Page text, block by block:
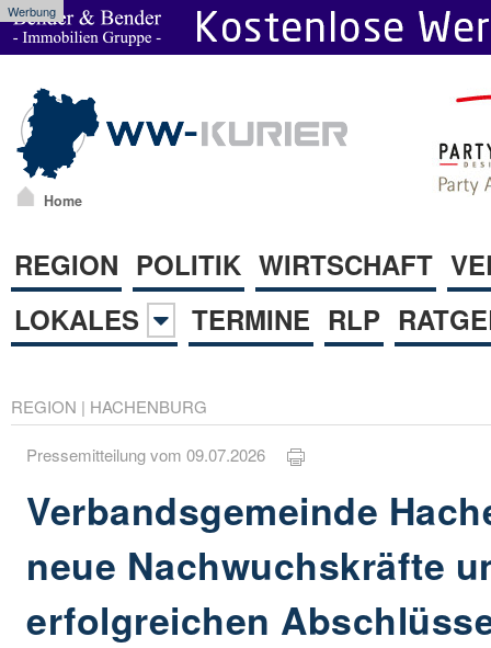
Werbung
Home
REGION POLITIK WIRTSCHAFT
LOKALES
TERMINE RLP
REGION | HACHENBURG
Pressemitteilung vom 09.07.2026
Verbandsgemeinde
neue Nachwuchskräfte
erfolgreichen